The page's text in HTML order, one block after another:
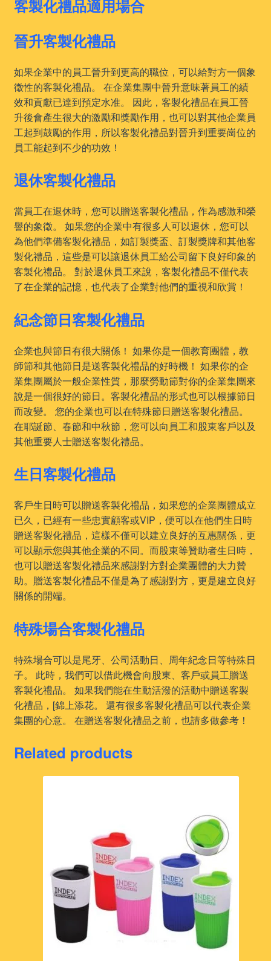
客製化禮品適用場合
晉升客製化禮品
如果企業中的員工晉升到更高的職位，可以給對方一個象
徵性的客製化禮品。 在企業集團中晉升意味著員工的績
效和貢獻已達到預定水准。 因此，客製化禮品在員工晉
升後會產生很大的激勵和獎勵作用，也可以對其他企業員
工起到鼓勵的作用，所以客製化禮品對晉升到重要崗位的
員工能起到不少的功效！
退休客製化禮品
當員工在退休時，您可以贈送客製化禮品，作為感激和榮
譽的象徵。 如果您的企業中有很多人可以退休，您可以
為他們準備客製化禮品，如訂製獎盃、訂製獎牌和其他客
製化禮品，這些是可以讓退休員工給公司留下良好印象的
客製化禮品。 對於退休員工來說，客製化禮品不僅代表
了在企業的記憶，也代表了企業對他們的重視和欣賞！
紀念節日客製化禮品
企業也與節日有很大關係！ 如果你是一個教育團體，教
師節和其他節日是送客製化禮品的好時機！ 如果你的企
業集團屬於一般企業性質，那麼勞動節對你的企業集團來
說是一個很好的節日。客製化禮品的形式也可以根據節日
而改變。 您的企業也可以在特殊節日贈送客製化禮品。
在耶誕節、春節和中秋節，您可以向員工和股東客戶以及
其他重要人士贈送客製化禮品。
生日客製化禮品
客戶生日時可以贈送客製化禮品，如果您的企業團體成立
已久，已經有一些忠實顧客或VIP，便可以在他們生日時
贈送客製化禮品，這樣不僅可以建立良好的互惠關係，更
可以顯示您與其他企業的不同。而股東等贊助者生日時，
也可以贈送客製化禮品來感謝對方對企業團體的大力贊
助。贈送客製化禮品不僅是為了感謝對方，更是建立良好
關係的開端。
特殊場合客製化禮品
特殊場合可以是尾牙、公司活動日、周年紀念日等特殊日
子。 此時，我們可以借此機會向股東、客戶或員工贈送
客製化禮品。 如果我們能在生動活潑的活動中贈送客製
化禮品，[錦上添花。 還有很多客製化禮品可以代表企業
集團的心意。 在贈送客製化禮品之前，也請多做參考！
Related products